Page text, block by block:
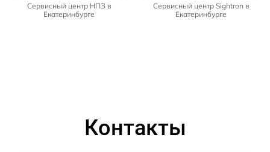
Сервисный центр НПЗ в
Екатеринбурге
Сервисный центр Sightron в
Екатеринбурге
Контакты